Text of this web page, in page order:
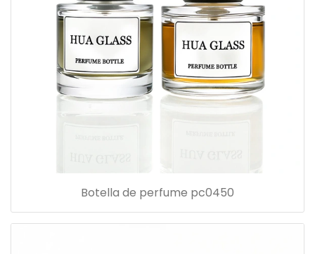
Botella de perfume pc0450